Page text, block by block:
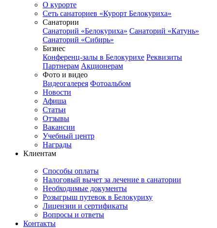
О курорте
Сеть санаториев «Курорт Белокуриха»
Санатории
Санаторий «Белокуриха» Санаторий «Катунь»
Санаторий «Сибирь»
Бизнес
Конференц-залы в Белокурихе Реквизиты
Партнерам Акционерам
Фото и видео
Видеогалерея Фотоальбом
Новости
Афиша
Статьи
Отзывы
Вакансии
Учебный центр
Награды
Клиентам
Способы оплаты
Налоговый вычет за лечение в санатории
Необходимые документы
Розыгрыш путевок в Белокуриху
Лицензии и сертификаты
Вопросы и ответы
Контакты